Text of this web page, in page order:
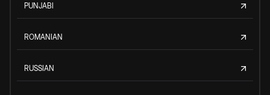
PUNJABI
ROMANIAN
RUSSIAN